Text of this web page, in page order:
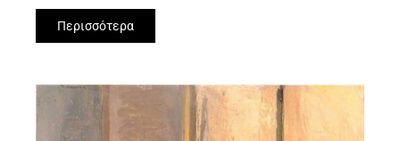
Περισσότερα